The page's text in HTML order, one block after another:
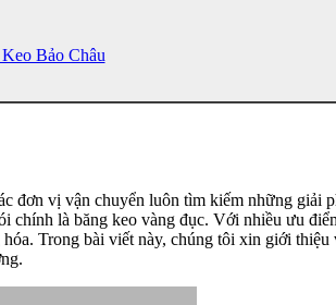
Bảo Châu
đơn vị vận chuyển luôn tìm kiếm những giải
là băng keo vàng đục. Với nhiều ưu
Trong bài viết này, chúng tôi xin giới